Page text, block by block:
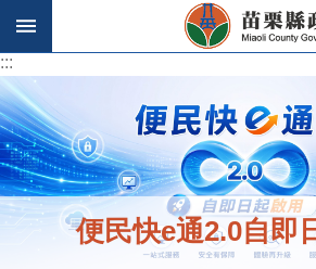
跳到主要內容區塊
:::
:::
歡迎在地店家加入苗栗